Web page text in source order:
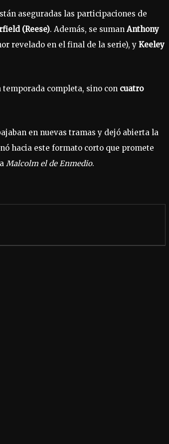
aseguradas las participaciones de
(Reese). Además, se suman Anthony
revelado en el final de la serie), y Keeley
completa, sino con cuatro
en nuevas tramas y dejó abierta la
hacia este formato corto que promete
Malcolm el de Enmedio.